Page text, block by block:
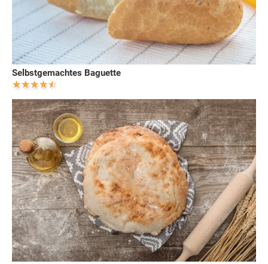
Selbstgemachtes Baguette